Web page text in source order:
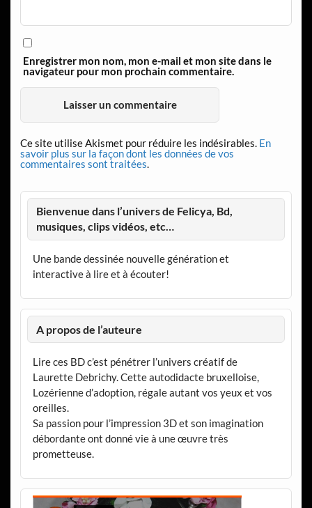
Enregistrer mon nom, mon e-mail et mon site dans le
navigateur pour mon prochain commentaire.
Ce site utilise Akismet pour réduire les indésirables. En
savoir plus sur la façon dont les données de vos
commentaires sont traitées.
Bienvenue dans l’univers de Felicya, Bd,
musiques, clips vidéos, etc…
Une bande dessinée nouvelle génération et
interactive à lire et à écouter!
A propos de l’auteure
Lire ces BD c’est pénétrer l’univers créatif de
Laurette Debrichy. Cette autodidacte bruxelloise,
Lozérienne d’adoption, régale autant vos yeux et vos
oreilles.
Sa passion pour l’impression 3D et son imagination
débordante ont donné vie à une œuvre très
prometteuse.